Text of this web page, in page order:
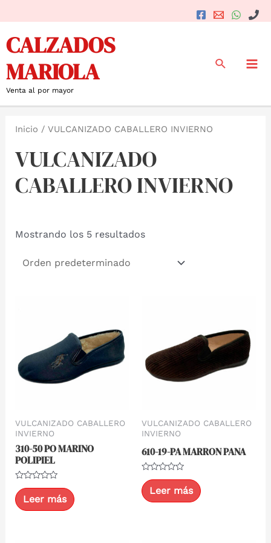
al
contenido
CALZADOS
MARIOLA
Venta al por mayor
Buscar
Inicio / VULCANIZADO CABALLERO INVIERNO
VULCANIZADO
CABALLERO INVIERNO
Mostrando los 5 resultados
VULCANIZADO CABALLERO
INVIERNO
310-50 PO MARINO
POLIPIEL
Valorado
con
0
de
Leer más
VULCANIZADO CABALLERO
INVIERNO
610-19-PA MARRON PANA
Valorado
con
0
de
Leer más